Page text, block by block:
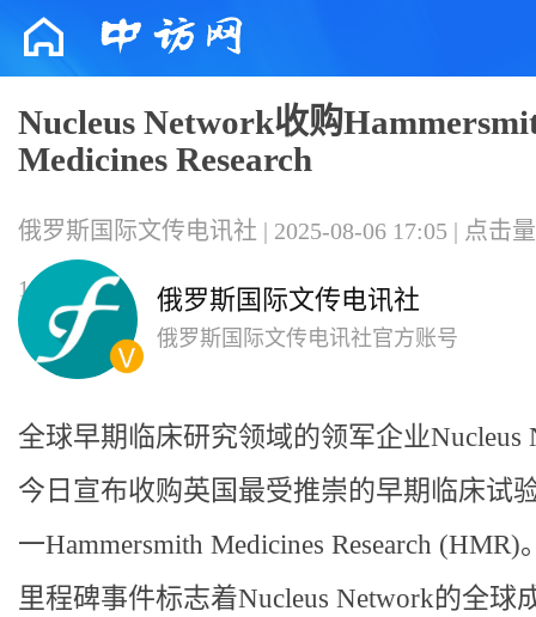
Nucleus Network收购
Medicines Research
俄罗斯国际文传电讯社 | 2025-08-06 17:05 | 点击
135653 俄罗斯国际文传电讯社
俄罗斯国际文传电讯社官方账号
全球早期临床研究领域的领军企业Nucleus
今日宣布收购英国最受推崇的早期临床试
一Hammersmith Medicines Research (HMR)
里程碑事件标志着Nucleus Network的全球